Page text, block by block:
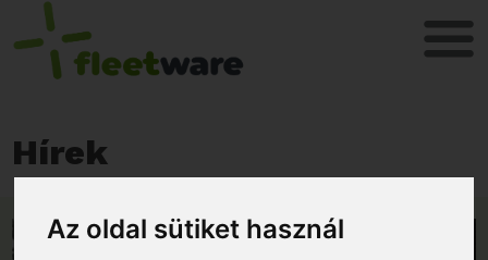
Az oldal sütiket használ
Hírek